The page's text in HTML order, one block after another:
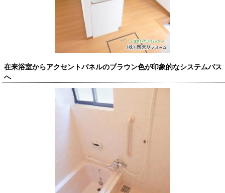
在来浴室からアクセントパネルのブラウン色が印象的なシステムバス
へ